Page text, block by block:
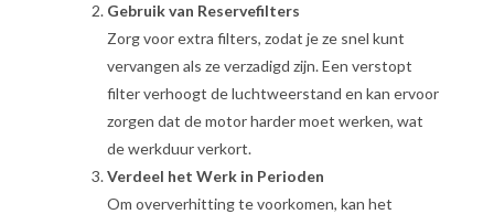
Gebruik van Reservefilters
Zorg voor extra filters, zodat je ze snel kunt
vervangen als ze verzadigd zijn. Een verstopt
filter verhoogt de luchtweerstand en kan ervoor
zorgen dat de motor harder moet werken, wat
de werkduur verkort.
Verdeel het Werk in Perioden
Om oververhitting te voorkomen, kan het